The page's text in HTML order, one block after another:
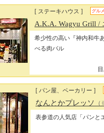
[ ステーキハウス ] グルメ
A.K.A. Wagyu Grill /
希少性の高い『神内和牛
べる肉バル
[ パン屋、ベーカリー ]
なんとかプレッソ
表参道の人気店「パンと